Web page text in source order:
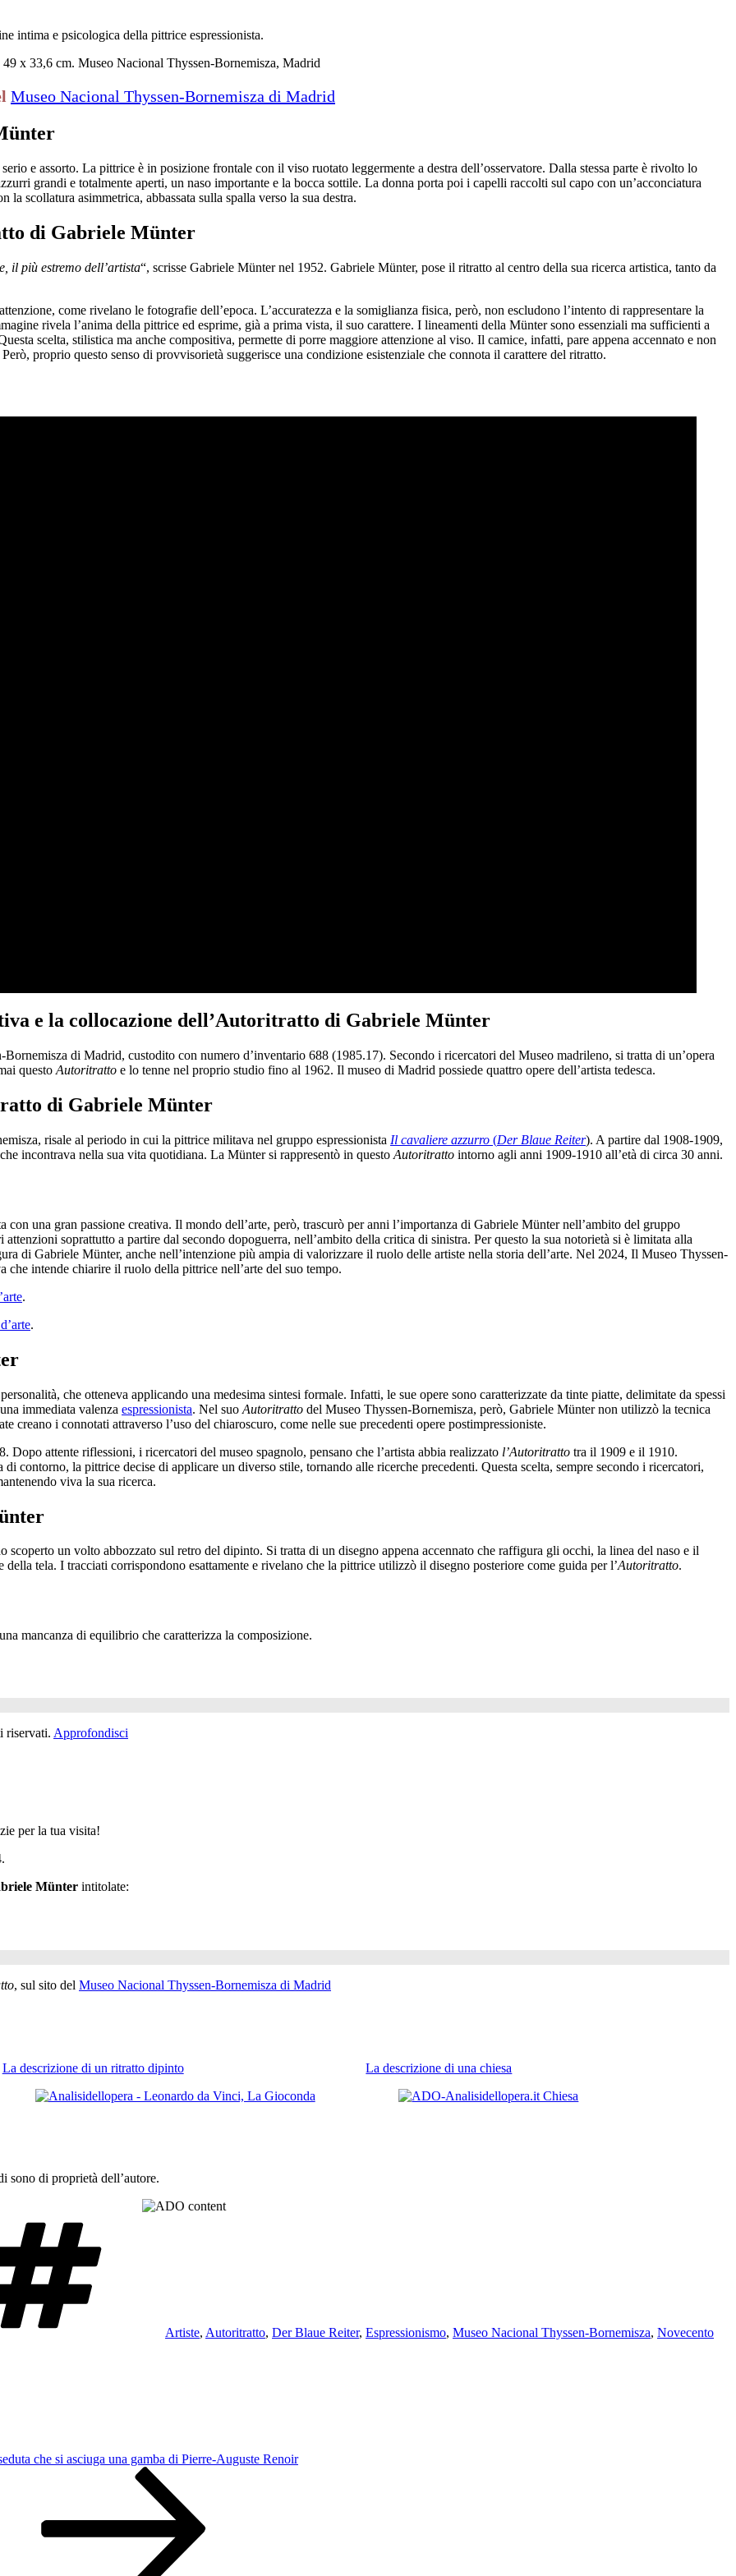
intima e psicologica della pittrice espressionista.
x 33,6 cm. Museo Nacional Thyssen-Bornemisza, Madrid
Museo Nacional Thyssen-Bornemisza di Madrid
e assorto. La pittrice è in posizione frontale con il viso ruotato leggermente a destra dell’osservatore. Dalla stessa parte è rivolto lo
grandi e totalmente aperti, un naso importante e la bocca sottile. La donna porta poi i capelli raccolti sul capo con un’acconciatura
scollatura asimmetrica, abbassata sulla spalla verso la sua destra.
di Gabriele Münter
il più estremo dell’artista“, scrisse Gabriele Münter nel 1952. Gabriele Münter, pose il ritratto al centro della sua ricerca artistica, tanto da
come rivelano le fotografie dell’epoca. L’accuratezza e la somiglianza fisica, però, non escludono l’intento di rappresentare la
rivela l’anima della pittrice ed esprime, già a prima vista, il suo carattere. I lineamenti della Münter sono essenziali ma sufficienti a
scelta, stilistica ma anche compositiva, permette di porre maggiore attenzione al viso. Il camice, infatti, pare appena accennato e non
proprio questo senso di provvisorietà suggerisce una condizione esistenziale che connota il carattere del ritratto.
e la collocazione dell’Autoritratto di Gabriele Münter
di Madrid, custodito con numero d’inventario 688 (1985.17). Secondo i ricercatori del Museo madrileno, si tratta di un’opera
questo Autoritratto e lo tenne nel proprio studio fino al 1962. Il museo di Madrid possiede quattro opere dell’artista tedesca.
di Gabriele Münter
risale al periodo in cui la pittrice militava nel gruppo espressionista Il cavaliere azzurro (Der Blaue Reiter). A partire dal 1908-1909,
incontrava nella sua vita quotidiana. La Münter si rappresentò in questo Autoritratto intorno agli anni 1909-1910 all’età di circa 30 anni.
una gran passione creativa. Il mondo dell’arte, però, trascurò per anni l’importanza di Gabriele Münter nell’ambito del gruppo
soprattutto a partire dal secondo dopoguerra, nell’ambito della critica di sinistra. Per questo la sua notorietà si è limitata alla
di Gabriele Münter, anche nell’intenzione più ampia di valorizzare il ruolo delle artiste nella storia dell’arte. Nel 2024, Il Museo Thyssen-
intende chiarire il ruolo della pittrice nell’arte del suo tempo.
.
.
che otteneva applicando una medesima sintesi formale. Infatti, le sue opere sono caratterizzate da tinte piatte, delimitate da spessi
immediata valenza espressionista. Nel suo Autoritratto del Museo Thyssen-Bornemisza, però, Gabriele Münter non utilizzò la tecnica
creano i connotati attraverso l’uso del chiaroscuro, come nelle sue precedenti opere postimpressioniste.
Dopo attente riflessioni, i ricercatori del museo spagnolo, pensano che l’artista abbia realizzato l’Autoritratto tra il 1909 e il 1910.
contorno, la pittrice decise di applicare un diverso stile, tornando alle ricerche precedenti. Questa scelta, sempre secondo i ricercatori,
viva la sua ricerca.
un volto abbozzato sul retro del dipinto. Si tratta di un disegno appena accennato che raffigura gli occhi, la linea del naso e il
tela. I tracciati corrispondono esattamente e rivelano che la pittrice utilizzò il disegno posteriore come guida per l’Autoritratto.
mancanza di equilibrio che caratterizza la composizione.
riservati. Approfondisci
per la tua visita!
Münter intitolate:
, sul sito del Museo Nacional Thyssen-Bornemisza di Madrid
La descrizione di un ritratto dipinto La descrizione di una chiesa
sono di proprietà dell’autore.
Artiste, Autoritratto, Der Blaue Reiter, Espressionismo, Museo Nacional Thyssen-Bornemisza, Novecento
che si asciuga una gamba di Pierre-Auguste Renoir